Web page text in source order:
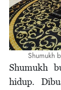
Shumukh
Shumukh
hidup.